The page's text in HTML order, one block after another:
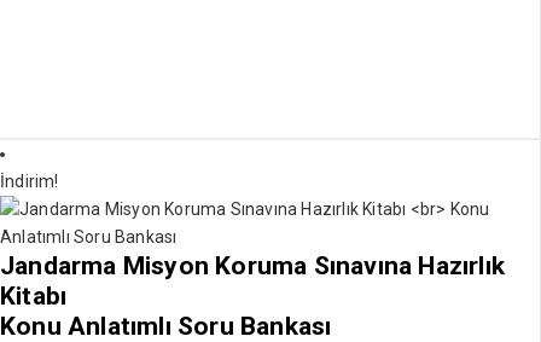
İndirim!
Jandarma Misyon Koruma Sınavına Hazırlık
Kitabı
Konu Anlatımlı Soru Bankası